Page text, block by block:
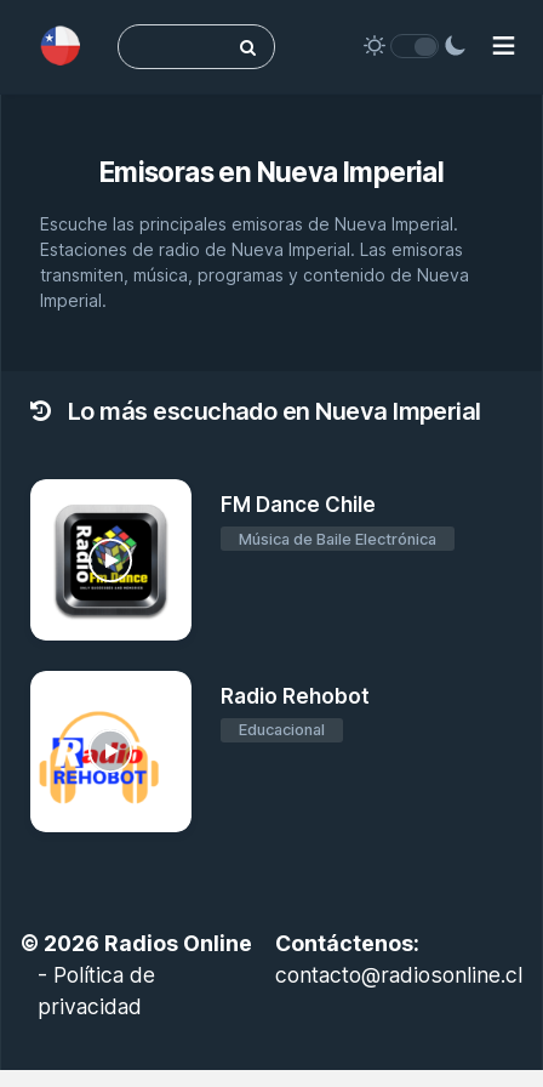
Buscar:
Emisoras en Nueva Imperial
Escuche las principales emisoras de Nueva Imperial.
Estaciones de radio de Nueva Imperial. Las emisoras
transmiten, música, programas y contenido de Nueva
Imperial.
Lo más escuchado en Nueva Imperial
FM Dance Chile
Música de Baile Electrónica
Radio Rehobot
Educacional
© 2026 Radios Online
- Política de
privacidad
Contáctenos:
contacto@radiosonline.cl